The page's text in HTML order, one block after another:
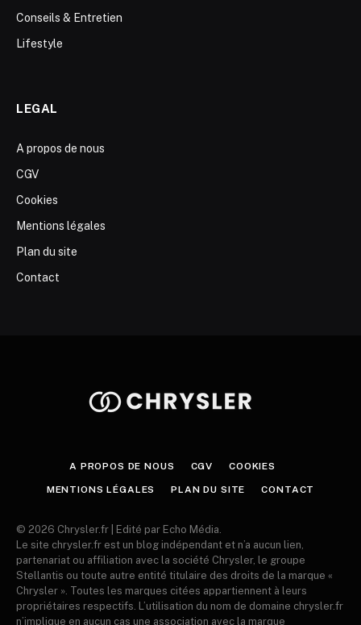
Conseils & Entretien
Lifestyle
LEGAL
A propos de nous
CGV
Cookies
Mentions légales
Plan du site
Contact
A PROPOS DE NOUS CGV COOKIES
MENTIONS LÉGALES PLAN DU SITE CONTACT
© 2026 Chrysler.fr | Edité par Echo Média.
Le site chrysler.fr est un blog indépendant et n’a aucun lien,
partenariat ou affiliation avec la société Chrysler, le groupe
Stellantis ou toute autre entité titulaire des droits de la marque «
Chrysler ». Toutes les marques citées appartiennent à leurs
propriétaires respectifs. L’utilisation du nom de domaine chrysler.fr
n’implique en aucun cas une association avec la marque